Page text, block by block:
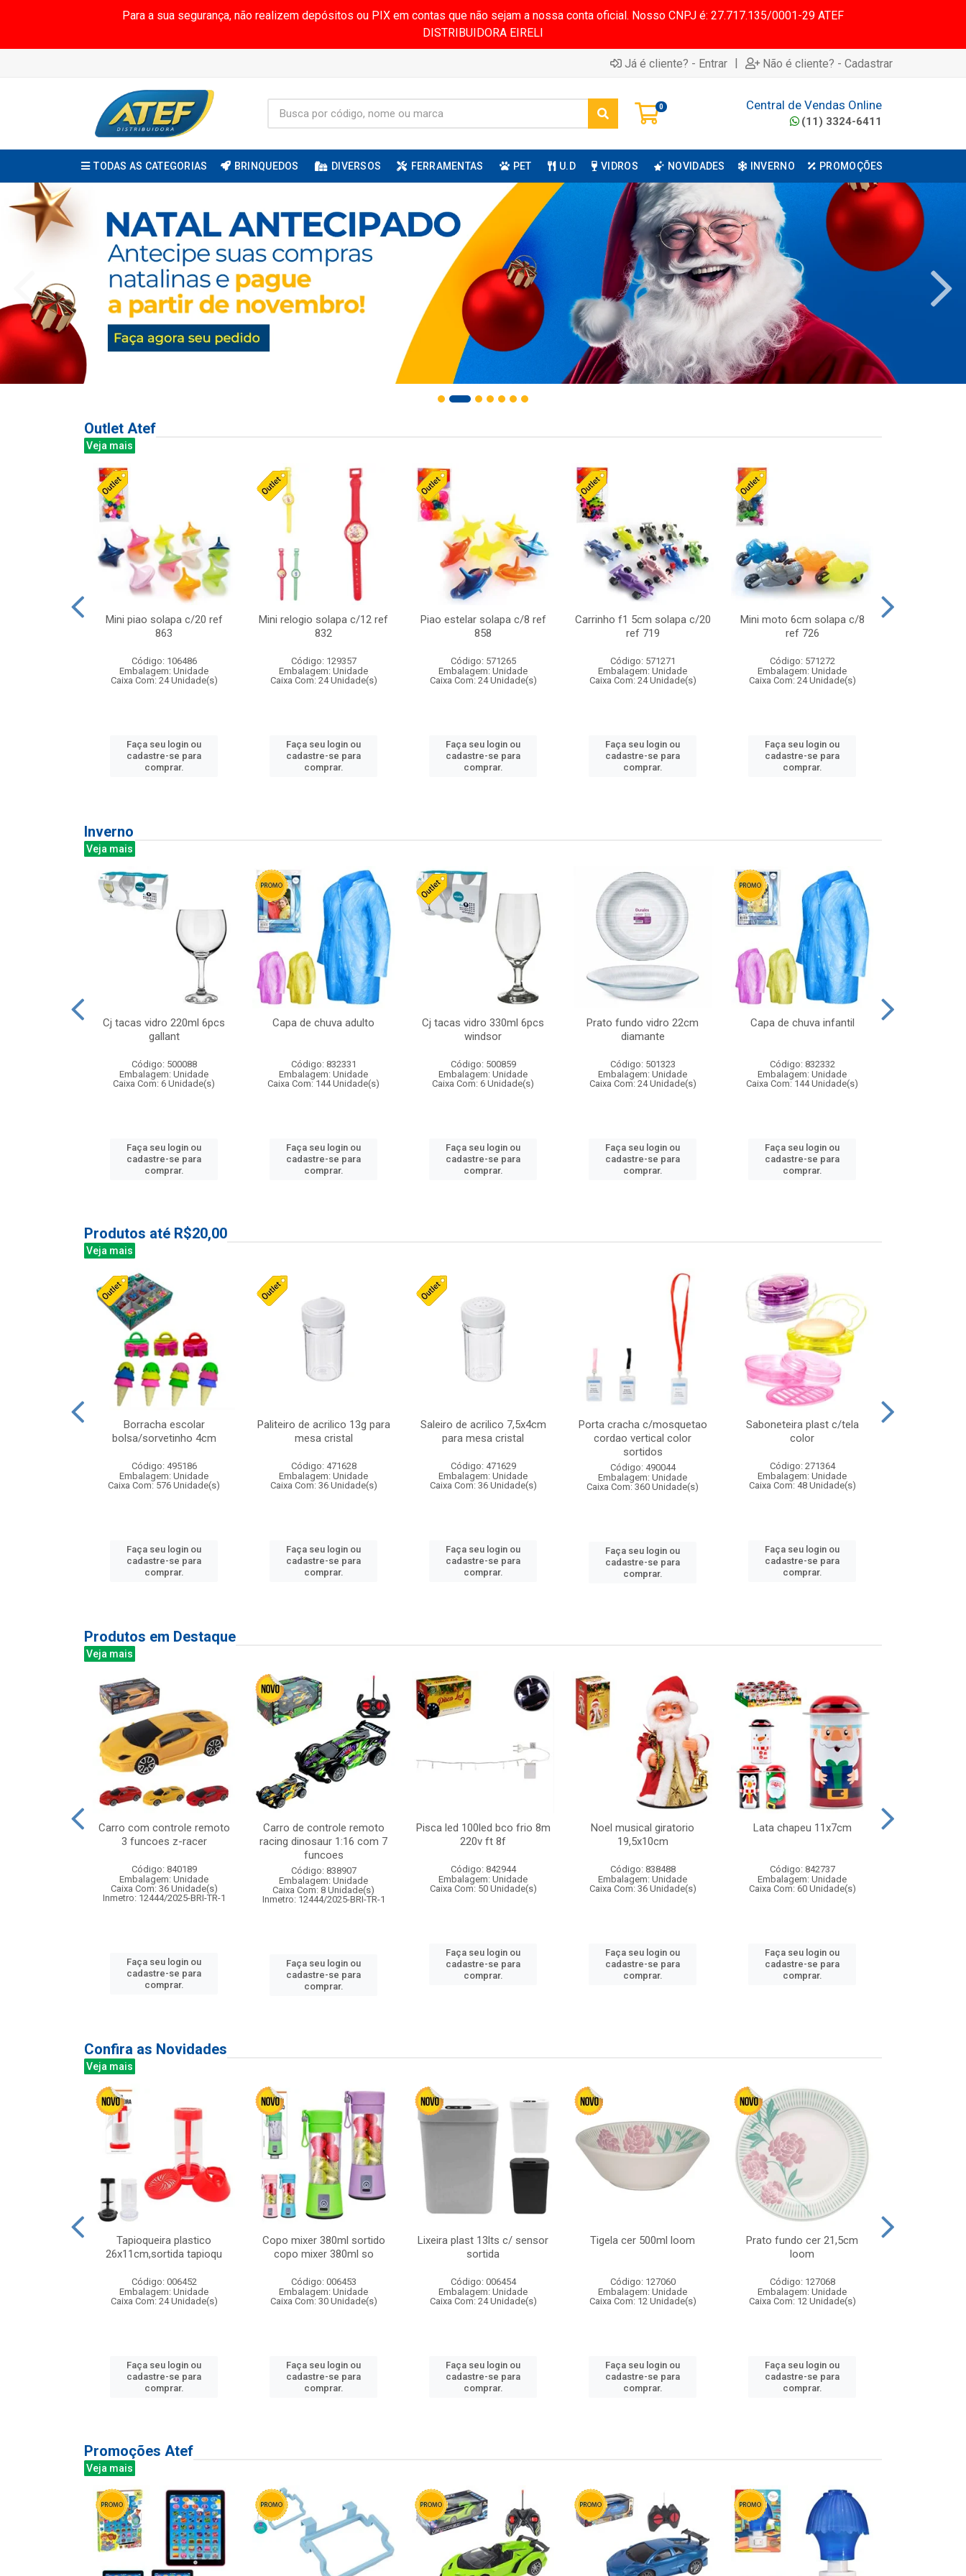
Para a sua segurança, não realizem depósitos ou PIX em contas que não sejam a nossa conta oficial. Nosso CNPJ é: 27.717.135/0001-29 ATEF
DISTRIBUIDORA EIRELI
Já é cliente? - Entrar | Não é cliente? - Cadastrar
0 Central de Vendas Online
(11) 3324-6411
TODAS AS CATEGORIAS BRINQUEDOS DIVERSOS FERRAMENTAS PET U.D VIDROS NOVIDADES INVERNO PROMOÇÕES
Outlet Atef
Veja mais
Mini piao solapa c/20 ref
863
Código: 106486
Embalagem: Unidade
Caixa Com: 24 Unidade(s)
Faça seu login ou
cadastre-se para
comprar.
Mini relogio solapa c/12 ref
832
Código: 129357
Embalagem: Unidade
Caixa Com: 24 Unidade(s)
Faça seu login ou
cadastre-se para
comprar.
Piao estelar solapa c/8 ref
858
Código: 571265
Embalagem: Unidade
Caixa Com: 24 Unidade(s)
Faça seu login ou
cadastre-se para
comprar.
Carrinho f1 5cm solapa c/20
ref 719
Código: 571271
Embalagem: Unidade
Caixa Com: 24 Unidade(s)
Faça seu login ou
cadastre-se para
comprar.
Mini moto 6cm solapa c/8
ref 726
Código: 571272
Embalagem: Unidade
Caixa Com: 24 Unidade(s)
Faça seu login ou
cadastre-se para
comprar.
Inverno
Veja mais
Cj tacas vidro 220ml 6pcs
gallant
Código: 500088
Embalagem: Unidade
Caixa Com: 6 Unidade(s)
Faça seu login ou
cadastre-se para
comprar.
Capa de chuva adulto
Código: 832331
Embalagem: Unidade
Caixa Com: 144 Unidade(s)
Faça seu login ou
cadastre-se para
comprar.
Cj tacas vidro 330ml 6pcs
windsor
Código: 500859
Embalagem: Unidade
Caixa Com: 6 Unidade(s)
Faça seu login ou
cadastre-se para
comprar.
Prato fundo vidro 22cm
diamante
Código: 501323
Embalagem: Unidade
Caixa Com: 24 Unidade(s)
Faça seu login ou
cadastre-se para
comprar.
Capa de chuva infantil
Código: 832332
Embalagem: Unidade
Caixa Com: 144 Unidade(s)
Faça seu login ou
cadastre-se para
comprar.
Produtos até R$20,00
Veja mais
Borracha escolar
bolsa/sorvetinho 4cm
Código: 495186
Embalagem: Unidade
Caixa Com: 576 Unidade(s)
Faça seu login ou
cadastre-se para
comprar.
Paliteiro de acrilico 13g para
mesa cristal
Código: 471628
Embalagem: Unidade
Caixa Com: 36 Unidade(s)
Faça seu login ou
cadastre-se para
comprar.
Saleiro de acrilico 7,5x4cm
para mesa cristal
Código: 471629
Embalagem: Unidade
Caixa Com: 36 Unidade(s)
Faça seu login ou
cadastre-se para
comprar.
Porta cracha c/mosquetao
cordao vertical color
sortidos
Código: 490044
Embalagem: Unidade
Caixa Com: 360 Unidade(s)
Faça seu login ou
cadastre-se para
comprar.
Saboneteira plast c/tela
color
Código: 271364
Embalagem: Unidade
Caixa Com: 48 Unidade(s)
Faça seu login ou
cadastre-se para
comprar.
Produtos em Destaque
Veja mais
Carro com controle remoto
3 funcoes z-racer
Código: 840189
Embalagem: Unidade
Caixa Com: 36 Unidade(s)
Inmetro: 12444/2025-BRI-TR-1
Faça seu login ou
cadastre-se para
comprar.
Carro de controle remoto
racing dinosaur 1:16 com 7
funcoes
Código: 838907
Embalagem: Unidade
Caixa Com: 8 Unidade(s)
Inmetro: 12444/2025-BRI-TR-1
Faça seu login ou
cadastre-se para
comprar.
Pisca led 100led bco frio 8m
220v ft 8f
Código: 842944
Embalagem: Unidade
Caixa Com: 50 Unidade(s)
Faça seu login ou
cadastre-se para
comprar.
Noel musical giratorio
19,5x10cm
Código: 838488
Embalagem: Unidade
Caixa Com: 36 Unidade(s)
Faça seu login ou
cadastre-se para
comprar.
Lata chapeu 11x7cm
Código: 842737
Embalagem: Unidade
Caixa Com: 60 Unidade(s)
Faça seu login ou
cadastre-se para
comprar.
Confira as Novidades
Veja mais
Tapioqueira plastico
26x11cm,sortida tapioqu
Código: 006452
Embalagem: Unidade
Caixa Com: 24 Unidade(s)
Faça seu login ou
cadastre-se para
comprar.
Copo mixer 380ml sortido
copo mixer 380ml so
Código: 006453
Embalagem: Unidade
Caixa Com: 30 Unidade(s)
Faça seu login ou
cadastre-se para
comprar.
Lixeira plast 13lts c/ sensor
sortida
Código: 006454
Embalagem: Unidade
Caixa Com: 24 Unidade(s)
Faça seu login ou
cadastre-se para
comprar.
Tigela cer 500ml loom
Código: 127060
Embalagem: Unidade
Caixa Com: 12 Unidade(s)
Faça seu login ou
cadastre-se para
comprar.
Prato fundo cer 21,5cm
loom
Código: 127068
Embalagem: Unidade
Caixa Com: 12 Unidade(s)
Faça seu login ou
cadastre-se para
comprar.
Promoções Atef
Veja mais